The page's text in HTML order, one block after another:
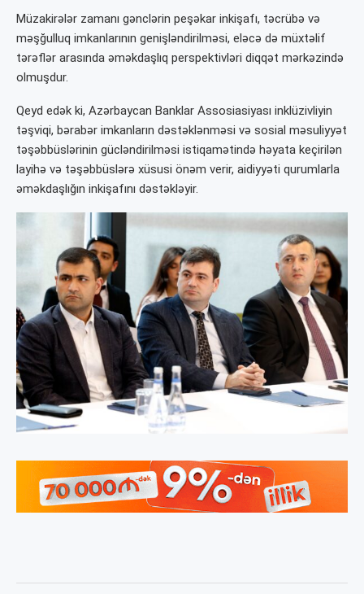
Müzakirələr zamanı gənclərin peşəkar inkişafı, təcrübə və
məşğulluq imkanlarının genişləndirilməsi, eləcə də müxtəlif
tərəflər arasında əməkdaşlıq perspektivləri diqqət mərkəzində
olmuşdur.
Qeyd edək ki, Azərbaycan Banklar Assosiasiyası inklüzivliyin
təşviqi, bərabər imkanların dəstəklənməsi və sosial məsuliyyət
təşəbbüslərinin gücləndirilməsi istiqamətində həyata keçirilən
layihə və təşəbbüslərə xüsusi önəm verir, aidiyyəti qurumlarla
əməkdaşlığın inkişafını dəstəkləyir.